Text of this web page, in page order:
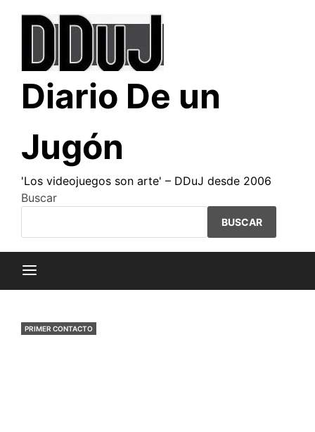
Diario De un
Jugón
'Los videojuegos son arte' – DDuJ desde 2006
Buscar
BUSCAR
PRIMER CONTACTO